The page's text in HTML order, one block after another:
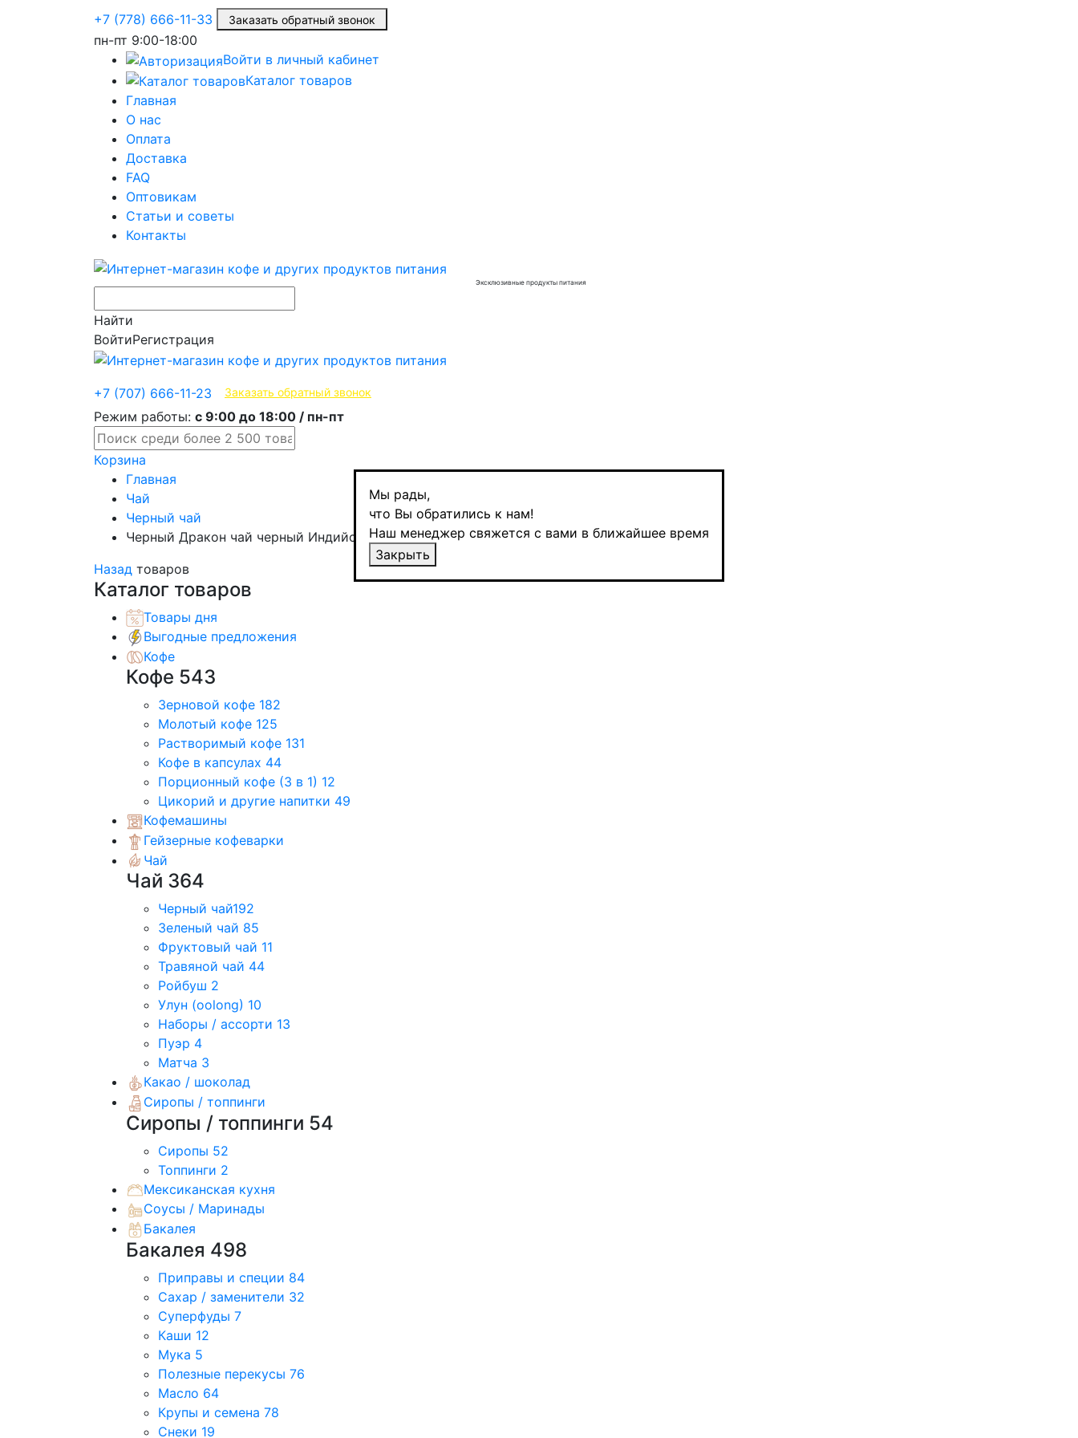
+7 (778) 666-11-33 Заказать обратный звонок
пн-пт 9:00-18:00
Войти в личный кабинет
Каталог товаров
Главная
О нас
Оплата
Доставка
FAQ
Оптовикам
Статьи и советы
Контакты
Эксклюзивные продукты питания
Найти
ВойтиРегистрация
+7 (707) 666-11-23 Заказать обратный звонок
Режим работы: с 9:00 до 18:00 / пн-пт
Корзина
Мы рады,
что Вы обратились к нам!
Наш менеджер свяжется с вами в ближайшее время
Закрыть
Главная
Чай
Черный чай
Черный Дракон чай черный Индийский, 20 пирамидок
Назад товаров
Каталог товаров
Товары дня
Выгодные предложения
Кофе
Кофе 543
Зерновой кофе 182
Молотый кофе 125
Растворимый кофе 131
Кофе в капсулах 44
Порционный кофе (3 в 1) 12
Цикорий и другие напитки 49
Кофемашины
Гейзерные кофеварки
Чай
Чай 364
Черный чай192
Зеленый чай 85
Фруктовый чай 11
Травяной чай 44
Ройбуш 2
Улун (oolong) 10
Наборы / ассорти 13
Пуэр 4
Матча 3
Какао / шоколад
Сиропы / топпинги
Сиропы / топпинги 54
Сиропы 52
Топпинги 2
Мексиканская кухня
Соусы / Маринады
Бакалея
Бакалея 498
Приправы и специи 84
Сахар / заменители 32
Суперфуды 7
Каши 12
Мука 5
Полезные перекусы 76
Масло 64
Крупы и семена 78
Снеки 19